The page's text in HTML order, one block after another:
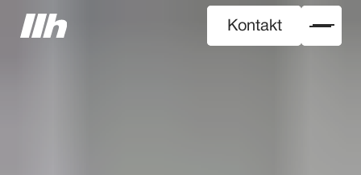
Kontakt